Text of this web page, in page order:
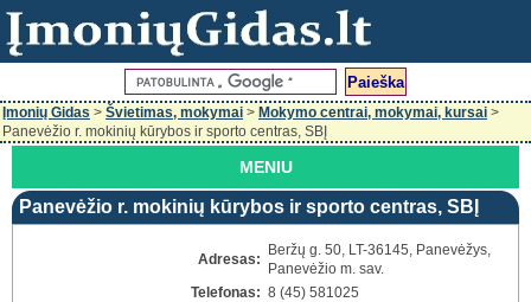
Įmonių Gidas > Švietimas, mokymai > Mokymo centrai, mokymai, kursai >
Panevėžio r. mokinių kūrybos ir sporto centras, SBĮ
MENIU
Panevėžio r. mokinių kūrybos ir sporto centras, SBĮ
Adresas:
Beržų g. 50, LT-36145, Panevėžys,
Panevėžio m. sav.
Telefonas: 8 (45) 581025